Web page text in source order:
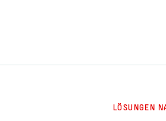
LÖSUNGEN